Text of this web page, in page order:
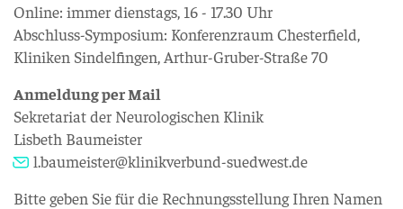
Online: immer dienstags, 16 - 17.30 Uhr
Abschluss-Symposium: Konferenzraum Chesterfield,
Kliniken Sindelfingen, Arthur-Gruber-Straße 70
Anmeldung per Mail
Sekretariat der Neurologischen Klinik
Lisbeth Baumeister
l.baumeister@klinikverbund-suedwest.de
Bitte geben Sie für die Rechnungsstellung Ihren Namen